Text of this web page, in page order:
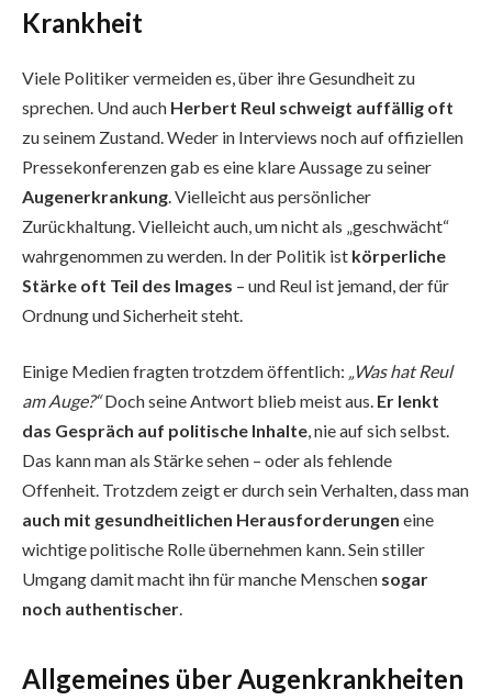
Krankheit
Viele Politiker vermeiden es, über ihre Gesundheit zu
sprechen. Und auch Herbert Reul schweigt auffällig oft
zu seinem Zustand. Weder in Interviews noch auf offiziellen
Pressekonferenzen gab es eine klare Aussage zu seiner
Augenerkrankung . Vielleicht aus persönlicher
Zurückhaltung. Vielleicht auch, um nicht als „geschwächt“
wahrgenommen zu werden. In der Politik ist körperliche
Stärke oft Teil des Images – und Reul ist jemand, der für
Ordnung und Sicherheit steht.
Einige Medien fragten trotzdem öffentlich: „Was hat Reul
am Auge?“Doch seine Antwort blieb meist aus. Er lenkt
das Gespräch auf politische Inhalte, nie auf sich selbst.
Das kann man als Stärke sehen – oder als fehlende
Offenheit. Trotzdem zeigt er durch sein Verhalten, dass man
auch mit gesundheitlichen Herausforderungen eine
wichtige politische Rolle übernehmen kann. Sein stiller
Umgang damit macht ihn für manche Menschen sogar
noch authentischer.
Allgemeines über Augenkrankheiten